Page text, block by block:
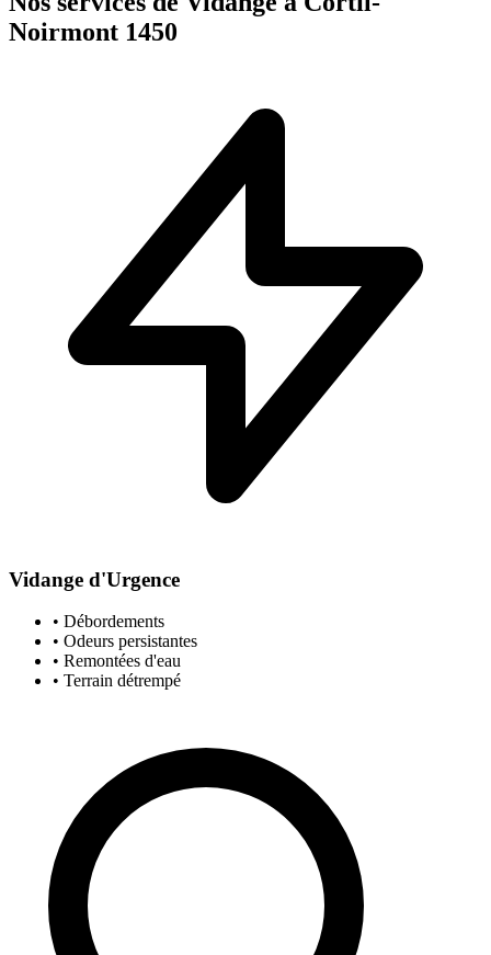
Noirmont 1450
Vidange d'Urgence
• Débordements
• Odeurs persistantes
• Remontées d'eau
• Terrain détrempé